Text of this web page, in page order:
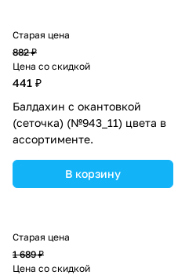
Старая цена
882 ₽
Цена со скидкой
441 ₽
Балдахин с окантовкой
(сеточка) (№943_11) цвета в
ассортименте.
В корзину
Старая цена
1 689 ₽
Цена со скидкой